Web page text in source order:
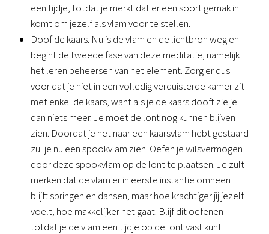
een tijdje, totdat je merkt dat er een soort gemak in
komt om jezelf als vlam voor te stellen.
Doof de kaars. Nu is de vlam en de lichtbron weg en
begint de tweede fase van deze meditatie, namelijk
het leren beheersen van het element. Zorg er dus
voor dat je niet in een volledig verduisterde kamer zit
met enkel de kaars, want als je de kaars dooft zie je
dan niets meer. Je moet de lont nog kunnen blijven
zien. Doordat je net naar een kaarsvlam hebt gestaard
zul je nu een spookvlam zien. Oefen je wilsvermogen
door deze spookvlam op de lont te plaatsen. Je zult
merken dat de vlam er in eerste instantie omheen
blijft springen en dansen, maar hoe krachtiger jij jezelf
voelt, hoe makkelijker het gaat. Blijf dit oefenen
totdat je de vlam een tijdje op de lont vast kunt